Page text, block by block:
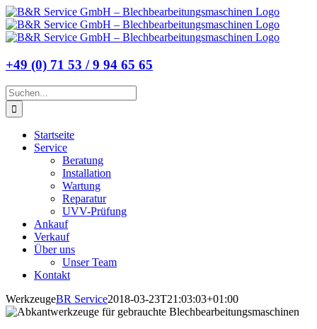
Zum
Inhalt
springen
+49 (0) 71 53 / 9 94 65 65
Suche
nach:
Startseite
Service
Beratung
Installation
Wartung
Reparatur
UVV-Prüfung
Ankauf
Verkauf
Über uns
Unser Team
Kontakt
WerkzeugeBR Service2018-03-23T21:03:03+01:00